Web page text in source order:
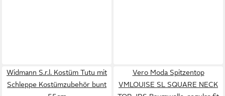
Widmann S.r.l. Kostüm Tutu mit
Schleppe Kostümzubehör bunt
Vero Moda Spitzentop
VMLOUISE SL SQUARE NECK